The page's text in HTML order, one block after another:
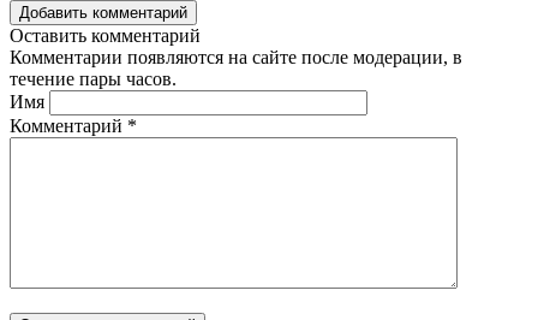
Добавить комментарий
Оставить комментарий
Комментарии появляются на сайте после модерации, в
течение пары часов.
Имя
Комментарий *